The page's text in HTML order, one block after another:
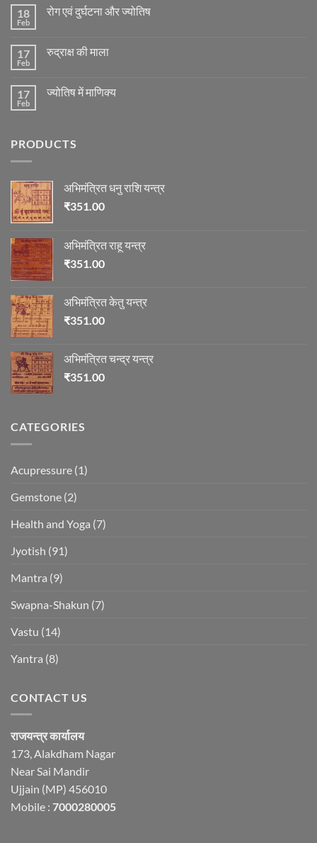
मंगल
के
अनुसार
विचार
18
Feb
रोग एवं दुर्घटना और ज्योतिष
रोग
ज्योतिष
17
Feb
रुद्राक्ष की माला
रुद्राक्ष
17
Feb
ज्योतिष में माणिक्य
में
PRODUCTS
अभिमंत्रित धनु राशि यन्त्र
₹351.00
अभिमंत्रित राहू यन्त्र
₹351.00
अभिमंत्रित केतु यन्त्र
₹351.00
अभिमंत्रित चन्द्र यन्त्र
₹351.00
CATEGORIES
Acupressure (1)
Gemstone (2)
Health and Yoga (7)
Jyotish (91)
Mantra (9)
Swapna-Shakun (7)
Vastu (14)
Yantra (8)
CONTACT US
राजयन्त्र कार्यालय
173, Alakdham Nagar
Near Sai Mandir
Ujjain (MP) 456010
Mobile : 7000280005